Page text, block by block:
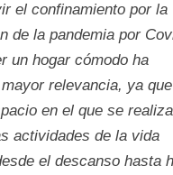
el confinamiento por la
de la pandemia por
un hogar cómodo ha
relevancia, ya que
en el que se
actividades de la vida
el descanso hasta